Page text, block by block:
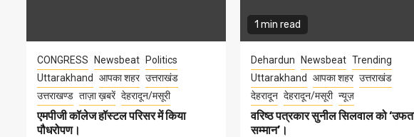
CONGRESS Newsbeat
Politics
Uttarakhand
आपका शहर उत्तराखंड
उत्तराखण्ड ताज़ा ख़बरें देहरादून/मसूरी
एमपीजी कॉलेज हॉस्टल परिसर में किया
पौधरोपण।
1 min read
Dehardun Newsbeat Trending
Uttarakhand
आपका शहर उत्तराखंड
देहरादून देहरादून/मसूरी न्यूज़
वरिष्ठ पत्रकार सुनील सिलवाल को
सम्मान’।